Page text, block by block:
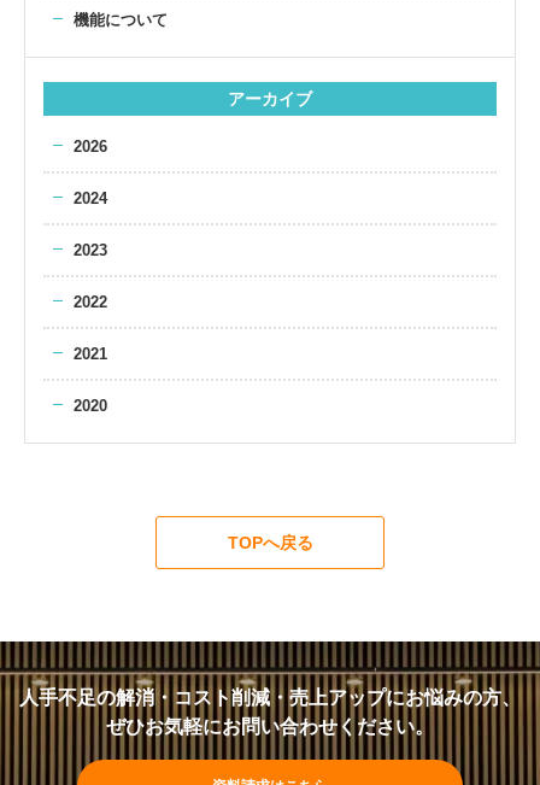
機能について
アーカイブ
2026
2024
2023
2022
2021
2020
TOPへ戻る
人手不足の解消・コスト削減・売上アップにお悩みの方、
ぜひお気軽にお問い合わせください。